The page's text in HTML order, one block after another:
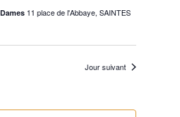
11 place de l'Abbaye, SAINTES
Jour suivant